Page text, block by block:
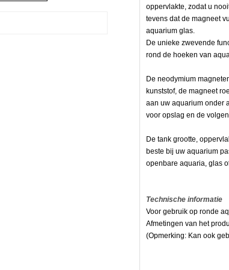
oppervlakte, zodat u
tevens dat de magneet
aquarium glas.
De unieke zwevende
rond de hoeken van
De neodymium
kunststof, de magneet
aan uw aquarium onder
voor opslag en de
De tank grootte,
beste bij uw aquarium
openbare aquaria, glas
Technische informatie
Voor gebruik op ronde
Afmetingen van het
(Opmerking: Kan ook